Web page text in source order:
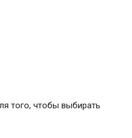
того, чтобы выбирать